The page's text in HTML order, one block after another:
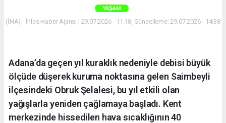
YAŞAM
(İHA) - İhlas Haber Ajansı | 29.07.2026 - 11:18, Güncelleme: 29.07.2026 - 14:38
Adana’da geçen yıl kuraklık nedeniyle debisi büyük
ölçüde düşerek kuruma noktasına gelen Saimbeyli
ilçesindeki Obruk Şelalesi, bu yıl etkili olan
yağışlarla yeniden çağlamaya başladı. Kent
merkezinde hissedilen hava sıcaklığının 40